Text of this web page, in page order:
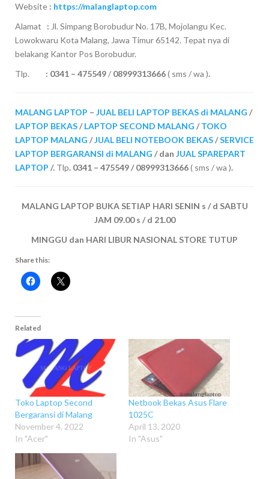
Website : https://malanglaptop.com
Alamat : Jl. Simpang Borobudur No. 17B, Mojolangu Kec.
Lowokwaru Kota Malang, Jawa Timur 65142. Tepat nya di
belakang Kantor Pos Borobudur.
Tlp. : 0341 – 475549/ 08999313666( sms / wa ).
MALANG LAPTOP – JUAL BELI LAPTOP BEKAS di MALANG /
LAPTOP BEKAS/LAPTOP SECOND MALANG /TOKO
LAPTOP MALANG /JUAL BELI NOTEBOOK BEKAS/SERVICE
LAPTOP BERGARANSI di MALANG / dan JUAL SPAREPART
LAPTOP /. Tlp. 0341 – 475549 / 08999313666( sms / wa ).
MALANG LAPTOP BUKA SETIAP HARI SENIN s / d SABTU
JAM 09.00 s / d 21.00
MINGGU dan HARI LIBUR NASIONAL STORE TUTUP
Share this:
Related
Toko Laptop Second
Bergaransi di Malang
November 4, 2022
In "Acer"
Netbook Bekas Asus Flare
1025C
April 13, 2020
In "Asus"